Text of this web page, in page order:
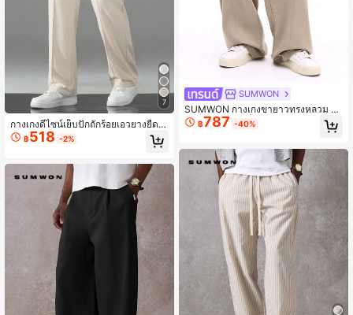
7
กางเกงดีไซน์เย็บปักถักร้อยเอวยางยืด
สำหรับผู้ชาย, ฤดูใบไม้ร่วง
฿518 -2%
SUMWON
SUMWON กางเกงขายาวทรงหลวม ข
าบาน ดีเทลตะเข็บ ใส่สบายๆ ลำลอง ใส่
ได้ทุกวัน ทำงานออฟฟิศ สไตล์ฤดูใบไม้
฿787 -40%